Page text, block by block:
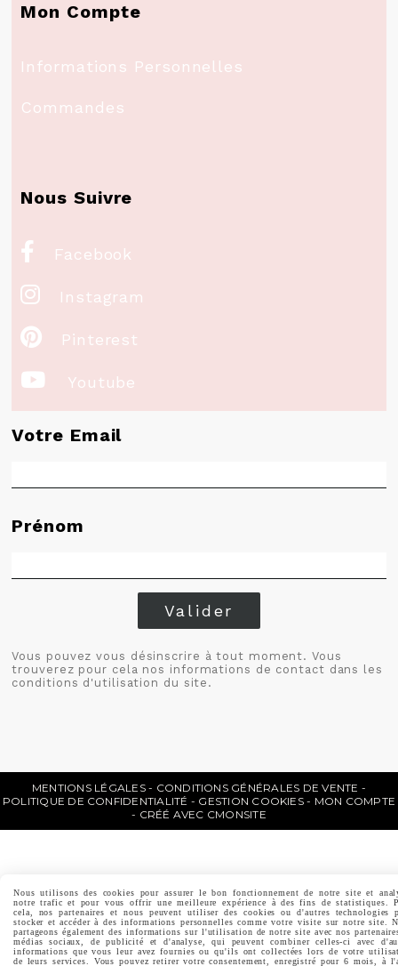
Mon Compte
Informations Personnelles
Commandes
Nous Suivre
 Facebook
 Instagram
 Pinterest
 Youtube
Votre Email
Prénom
Valider
Vous pouvez vous désinscrire à tout moment. Vous
trouverez pour cela nos informations de contact dans les
conditions d'utilisation du site.
MENTIONS LÉGALES
CONDITIONS GÉNÉRALES DE VENTE
POLITIQUE DE CONFIDENTIALITÉ
GESTION COOKIES
MON COMPTE
CRÉÉ AVEC CMONSITE
Nous utilisons des cookies pour assurer le bon fonctionnement de notre site et
notre trafic et pour vous offrir une meilleure expérience à des fins de statistiques.
cela, nos partenaires et nous peuvent utiliser des cookies ou d'autres technologies
stocker et accéder à des informations personnelles comme votre visite sur notre site.
partageons également des informations sur l'utilisation de notre site avec nos
médias sociaux, de publicité et d'analyse, qui peuvent combiner celles-ci avec
informations que vous leur avez fournies ou qu'ils ont collectées lors de votre
de leurs services. Vous pouvez retirer votre consentement, enregistré pour 6 mois, à